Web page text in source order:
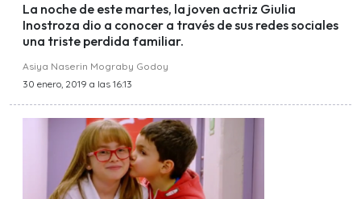
La noche de este martes, la joven actriz Giulia
Inostroza dio a conocer a través de sus redes sociales
una triste perdida familiar.
Asiya Naserin Mograby Godoy
30 enero, 2019 a las 16:13